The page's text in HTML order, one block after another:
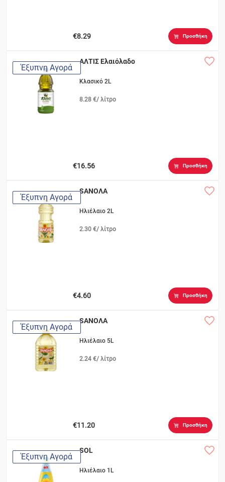
€8.29 Προσθήκη
Έξυπνη Αγορά
ΑΛΤΙΣ Ελαιόλαδο
Κλασικό 2L
8.28 €/ λίτρο
€16.56 Προσθήκη
Έξυπνη Αγορά
SANOΛΑ
Ηλιέλαιο 2L
2.30 €/ λίτρο
€4.60 Προσθήκη
Έξυπνη Αγορά
SANOΛΑ
Ηλιέλαιο 5L
2.24 €/ λίτρο
€11.20 Προσθήκη
Έξυπνη Αγορά
SOL
Ηλιέλαιο 1L